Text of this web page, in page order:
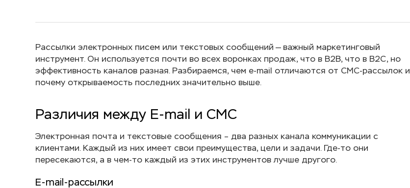
Рассылки электронных писем или текстовых сообщений — важный маркетинговый
инструмент. Он используется почти во всех воронках продаж, что в B2B, что в B2C, но
эффективность каналов разная. Разбираемся, чем e-mail отличаются от СМС-рассылок и
почему открываемость последних значительно выше.
Различия между E-mail и СМС
Электронная почта и текстовые сообщения – два разных канала коммуникации с
клиентами. Каждый из них имеет свои преимущества, цели и задачи. Где-то они
пересекаются, а в чем-то каждый из этих инструментов лучше другого.
E-mail-рассылки